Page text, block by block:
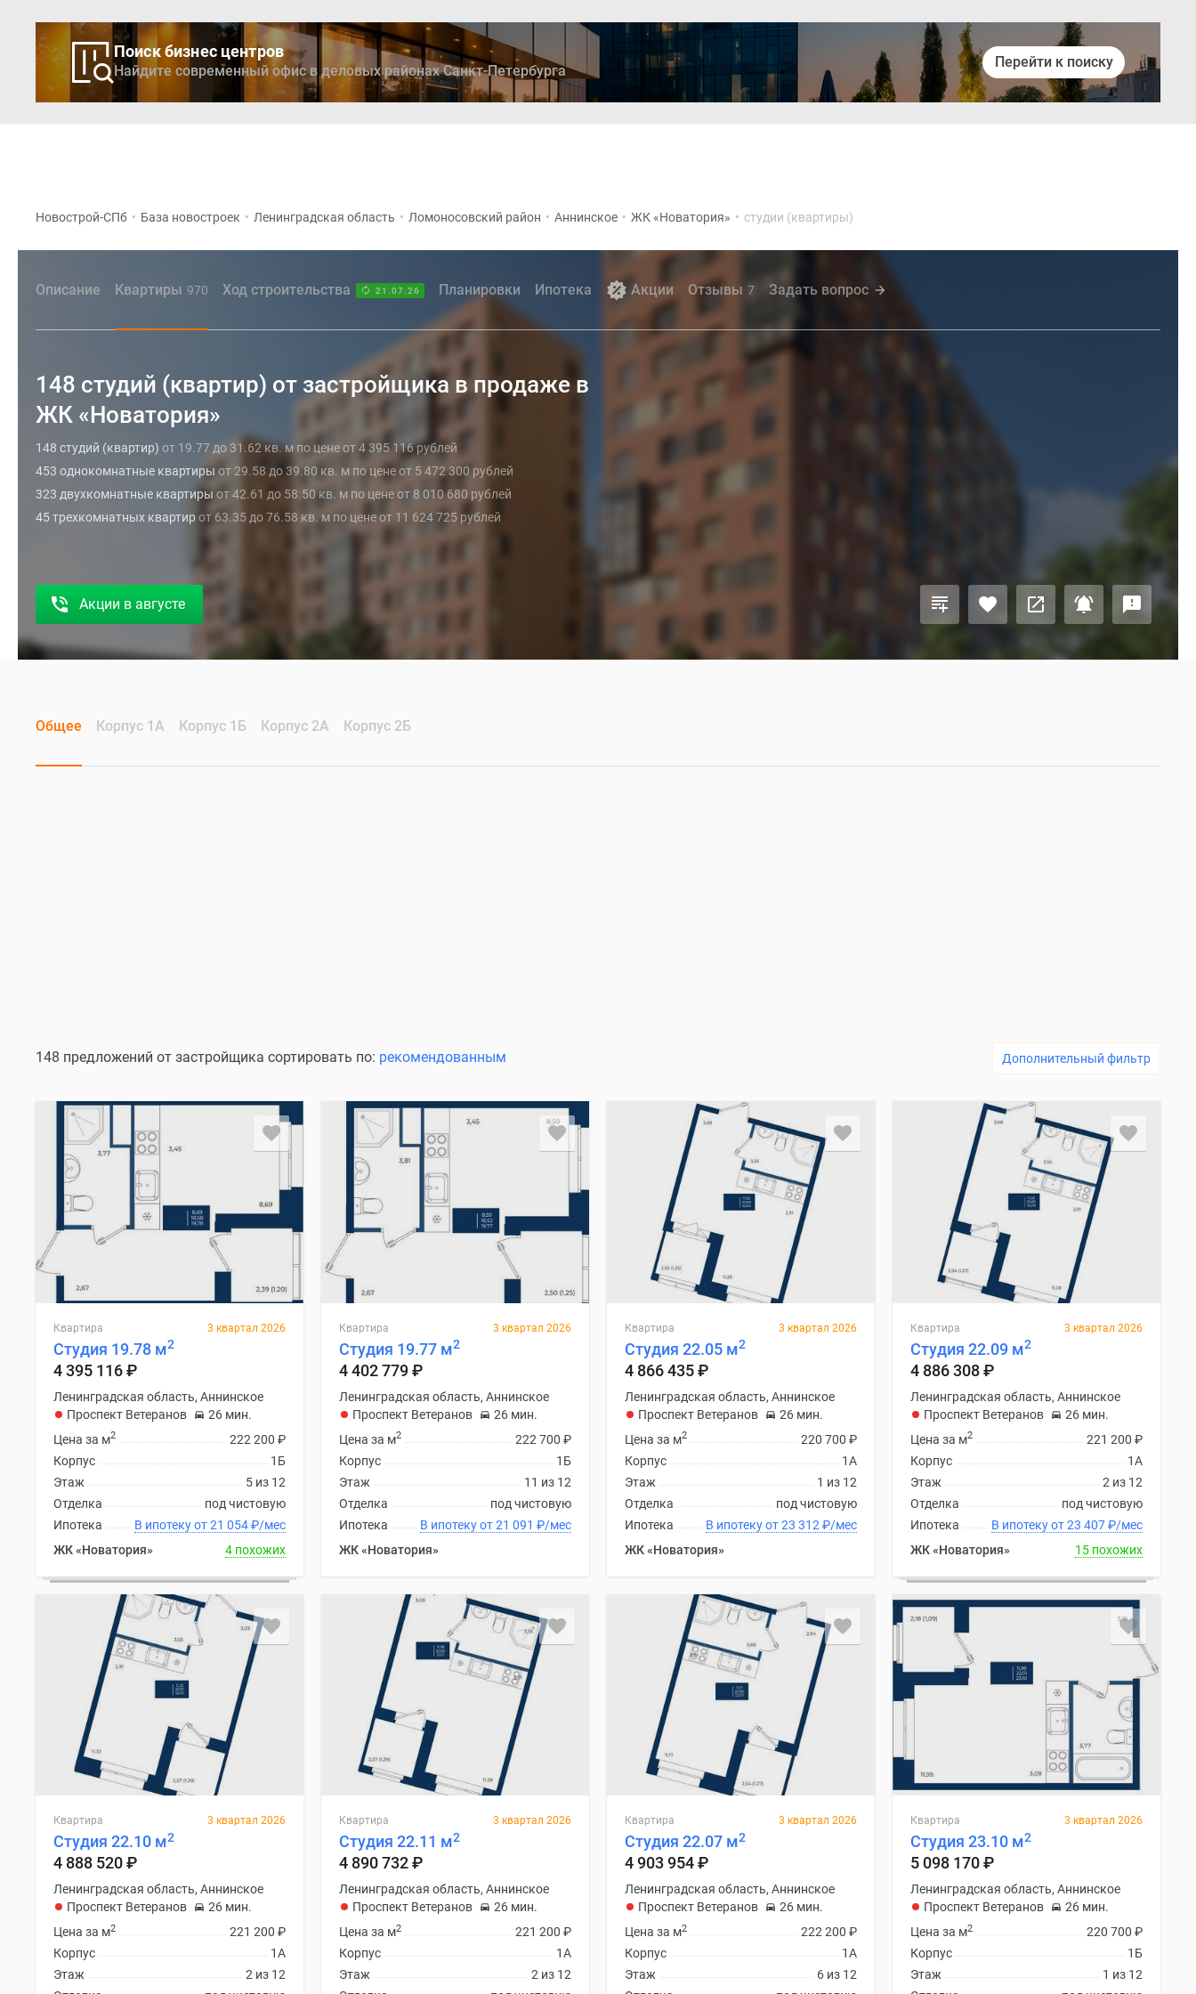
Поиск бизнес центров
Найдите современный офис в деловых районах Санкт-Петербурга
Перейти к поиску
Новострой-СПб • База новостроек • Ленинградская область • Ломоносовский район • Аннинское • ЖК «Новатория» • студии (квартиры)
Описание Квартиры 970 Ход строительства 21.07.26 Планировки Ипотека Акции Отзывы 7 Задать вопрос
148 студий (квартир) от застройщика в продаже в
ЖК «Новатория»
148 студий (квартир) от 19.77 до 31.62 кв. м по цене от 4 395 116 рублей
453 однокомнатные квартиры от 29.58 до 39.80 кв. м по цене от 5 472 300 рублей
323 двухкомнатные квартиры от 42.61 до 58.50 кв. м по цене от 8 010 680 рублей
45 трехкомнатных квартир от 63.35 до 76.58 кв. м по цене от 11 624 725 рублей
Акции в августе
Общее Корпус 1А Корпус 1Б Корпус 2А Корпус 2Б
148 предложений от застройщика сортировать по: рекомендованным Дополнительный фильтр
Квартира 3 квартал 2026
Студия 19.78 м2
4 395 116₽
Ленинградская область, Аннинское
Проспект Ветеранов
26 мин.
222 200 ₽
Цена за м2
1Б
Корпус
5 из 12
Этаж
под чистовую
Отделка
В ипотеку от 21 054₽/мес
Ипотека
ЖК «Новатория»
4 похожих
Квартира 3 квартал 2026
Студия 19.77 м2
4 402 779₽
Ленинградская область, Аннинское
Проспект Ветеранов
26 мин.
222 700 ₽
Цена за м2
1Б
Корпус
11 из 12
Этаж
под чистовую
Отделка
В ипотеку от 21 091 ₽/мес
Ипотека
ЖК «Новатория»
Квартира 3 квартал 2026
Студия 22.05 м2
4 866 435₽
Ленинградская область, Аннинское
Проспект Ветеранов
26 мин.
220 700 ₽
Цена за м2
1А
Корпус
1 из 12
Этаж
под чистовую
Отделка
В ипотеку от 23 312 ₽/мес
Ипотека
ЖК «Новатория»
Квартира 3 квартал 2026
Студия 22.09 м2
4 886 308₽
Ленинградская область, Аннинское
Проспект Ветеранов
26 мин.
221 200 ₽
Цена за м2
1А
Корпус
2 из 12
Этаж
под чистовую
Отделка
В ипотеку от 23 407₽/мес
Ипотека
ЖК «Новатория»
15 похожих
Квартира 3 квартал 2026
Студия 22.10 м2
4 888 520₽
Ленинградская область, Аннинское
Проспект Ветеранов
26 мин.
221 200 ₽
Цена за м2
1А
Корпус
2 из 12
Этаж
Квартира 3 квартал 2026
Студия 22.11 м2
4 890 732₽
Ленинградская область, Аннинское
Проспект Ветеранов
26 мин.
221 200 ₽
Цена за м2
1А
Корпус
2 из 12
Этаж
Квартира 3 квартал 2026
Студия 22.07 м2
4 903 954₽
Ленинградская область, Аннинское
Проспект Ветеранов
26 мин.
222 200 ₽
Цена за м2
1А
Корпус
6 из 12
Этаж
Квартира 3 квартал 2026
Студия 23.10 м2
5 098 170₽
Ленинградская область, Аннинское
Проспект Ветеранов
26 мин.
220 700 ₽
Цена за м2
1Б
Корпус
1 из 12
Этаж